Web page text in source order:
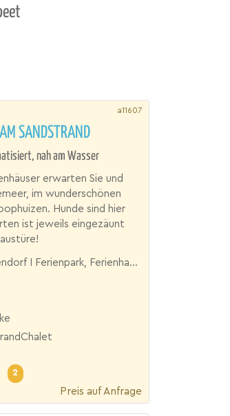
a11607
SANDSTRAND
nah am Wasser
erwarten Sie und
im wunderschönen
Hunde sind hier
ist jeweils eingezäunt
I Ferienpark, Ferienhaus, Villa
2
Preis auf Anfrage